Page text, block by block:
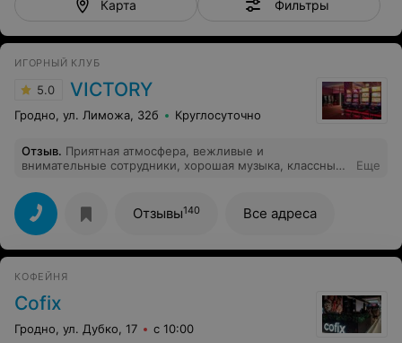
Карта Фильтры
ИГОРНЫЙ КЛУБ
5.0 VICTORY
Гродно, ул. Лиможа, 32б Круглосуточно
Отзыв. Приятная атмосфера, вежливые и
внимательные сотрудники, хорошая музыка, классные
Еще
Отзывы140 Все адреса
КОФЕЙНЯ
Cofix
Гродно, ул. Дубко, 17 с 10:00